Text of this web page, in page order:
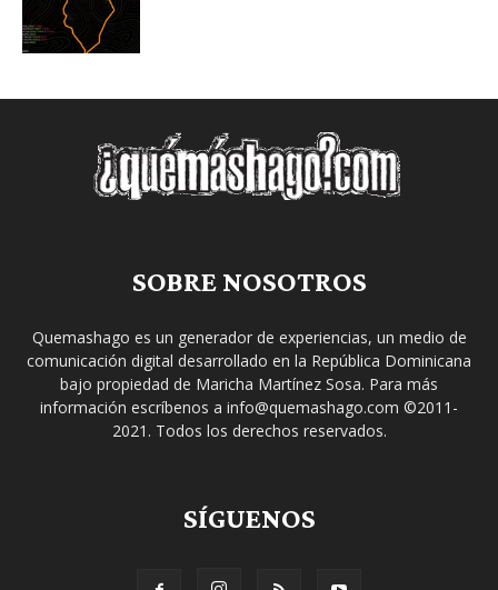
SOBRE NOSOTROS
Quemashago es un generador de experiencias, un medio de
comunicación digital desarrollado en la República Dominicana
bajo propiedad de Maricha Martínez Sosa. Para más
información escríbenos a info@quemashago.com ©2011-
2021. Todos los derechos reservados.
SÍGUENOS